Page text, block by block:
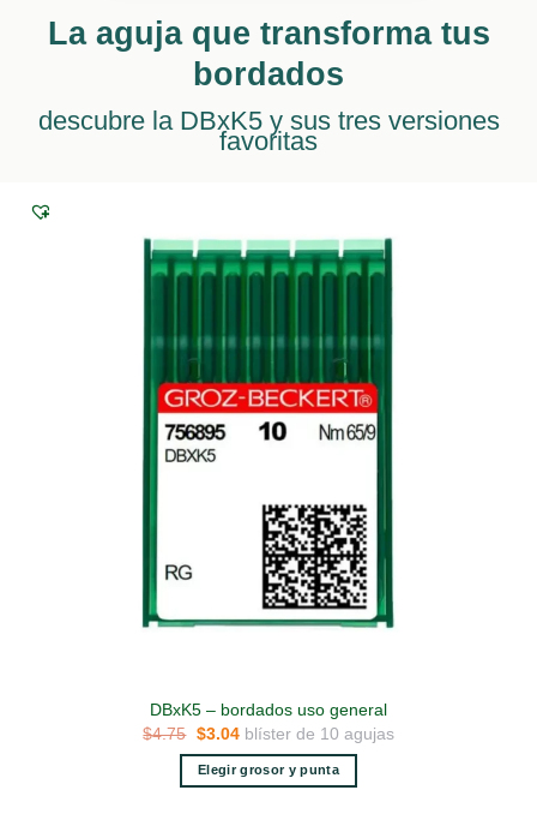
La aguja que transforma tus
bordados
descubre la DBxK5 y sus tres versiones
favoritas
DBxK5 – bordados uso general
$4.75 El
precio
original
era:
$4.75.
$3.04El
actual
es:
$3.04.
blíster de 10 agujas
Elegir grosor y punta